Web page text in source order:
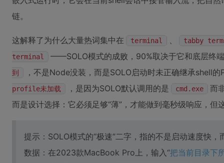
链。
这解释了为什么大量热词集中在 terminal 、
tabby
terminal
——SOLO模式的成败，90%取决于它和底层终
到 ，不是Node没装，而是SOLO启动时未正确继承shell
profile未加载 ，是因为SOLO默认调用的是 cmd.exe
而
而是设计选择：它必须足够“薄”，才能做到毫秒级响应，
提示：SOLO模式的“极速”二字，指的不是启动速度快，
数据：在2023款MacBook Pro上，输入“把当前目录下